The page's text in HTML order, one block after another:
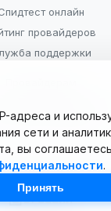
онлайн
провайдеров
поддержки
использования
(ИП Долматова
адреса и
сети и
вы
.
Принять